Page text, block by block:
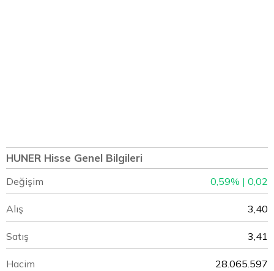
HUNER Hisse Genel Bilgileri
Değişim 0,59% | 0,02
Alış 3,40
Satış 3,41
Hacim 28.065.597